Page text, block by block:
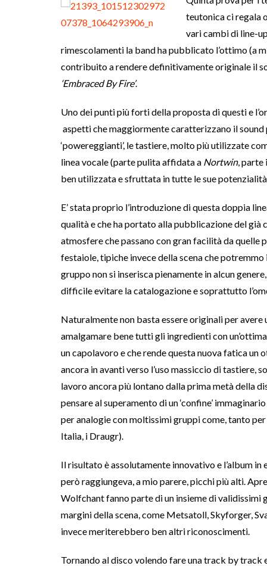
teutonica ci regala
vari cambi di line-
rimescolamenti la band ha pubblicato l’ottimo (a
contribuito a rendere definitivamente originale il
‘Embraced By Fire’.
Uno dei punti più forti della proposta di questi e
aspetti che maggiormente caratterizzano il
‘powereggianti’, le tastiere, molto più utilizzate
linea vocale (parte pulita affidata a Nortwin, parte
ben utilizzata e sfruttata in tutte le sue
E’ stata proprio l’introduzione di questa doppia
qualità e che ha portato alla pubblicazione del già
atmosfere che passano con gran facilità da quelle
festaiole, tipiche invece della scena che
gruppo non si inserisca pienamente in alcun
difficile evitare la catalogazione e soprattutto
Naturalmente non basta essere originali per
amalgamare bene tutti gli ingredienti con
un capolavoro e che rende questa nuova fatica
ancora in avanti verso l’uso massiccio di tastiere,
lavoro ancora più lontano dalla prima metà della
pensare al superamento di un ‘confine’
per analogie con moltissimi gruppi come, tanto
Italia, i Draugr).
Il risultato è assolutamente innovativo e l’album
però raggiungeva, a mio parere, picchi più alti.
Wolfchant fanno parte di un insieme di validissimi
margini della scena, come Metsatoll, Skyforger,
invece meriterebbero ben altri riconoscimenti.
Tornando al disco volendo fare una track by